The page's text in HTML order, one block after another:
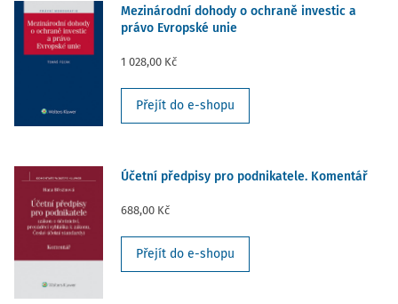
Mezinárodní dohody o ochraně investic a
právo Evropské unie
1 028,00 Kč
Přejít do e-shopu
Účetní předpisy pro podnikatele. Komentář
688,00 Kč
Přejít do e-shopu